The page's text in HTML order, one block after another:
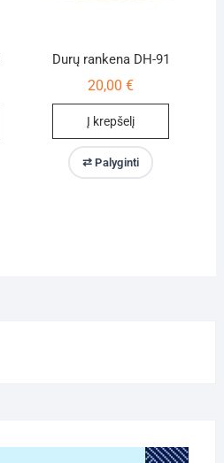
Durų rankena DH-91
20,00€
Į krepšelį
⇄ Palyginti